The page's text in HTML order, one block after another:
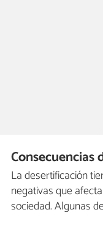
La desertificación
negativas que
sociedad. Algunas